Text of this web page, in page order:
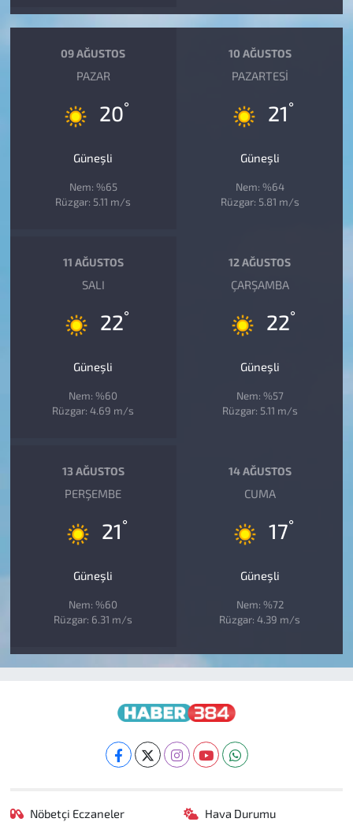
09 AĞUSTOS
PAZAR
20°
Güneşli
Nem: %65
Rüzgar: 5.11 m/s
10 AĞUSTOS
PAZARTESI
21°
Güneşli
Nem: %64
Rüzgar: 5.81 m/s
11 AĞUSTOS
SALI
22°
Güneşli
Nem: %60
Rüzgar: 4.69 m/s
12 AĞUSTOS
ÇARŞAMBA
22°
Güneşli
Nem: %57
Rüzgar: 5.11 m/s
13 AĞUSTOS
PERŞEMBE
21°
Güneşli
Nem: %60
Rüzgar: 6.31 m/s
14 AĞUSTOS
CUMA
17°
Güneşli
Nem: %72
Rüzgar: 4.39 m/s
Nöbetçi Eczaneler Hava Durumu